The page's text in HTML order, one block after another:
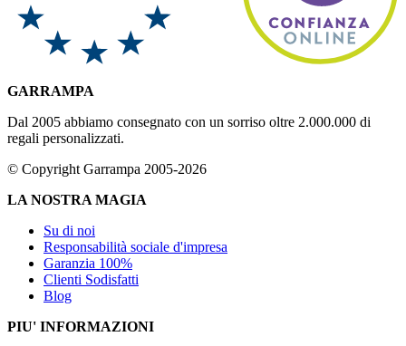
GARRAMPA
Dal 2005 abbiamo consegnato con un sorriso oltre 2.000.000 di
regali personalizzati.
© Copyright Garrampa 2005-2026
LA NOSTRA MAGIA
Su di noi
Responsabilità sociale d'impresa
Garanzia 100%
Clienti Sodisfatti
Blog
PIU' INFORMAZIONI